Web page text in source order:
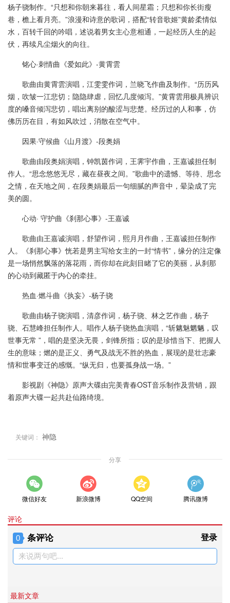
杨子骁制作。“只想和你朝来暮往，看人间星霜；只想和你长街瘦
巷，檐上看月亮。”浪漫和诗意的歌词，搭配“转音歌姬”黄龄柔情似
水，百转千回的吟唱，述说着男女主心意相通，一起经历人生的起
伏，再续凡尘烟火的向往。
铭心·刺情曲《爱如此》-黄霄雲
歌曲由黄霄雲演唱，江雯雯作词，兰晓飞作曲及制作。“历历风
烟，吹皱一江悲切；隐隐肆虐，回忆几度倾泻。”黄霄雲用极具辨识
度的嗓音倾泻悲切，唱出离别的酸涩与悲楚。经历过的人和事，仿
佛历历在目，有如风吹过，消散在空气中。
因果·守候曲《山月渡》-段奥娟
歌曲由段奥娟演唱，钟凯茵作词，王霁宇作曲，王嘉诚担任制
作人。“思念悠悠无尽，藏在昼夜之间。”歌曲中的遗憾、等待、思念
之情，在天地之间，在段奥娟最后一句细腻的声音中，晕染成了完
美的圆。
心动· 守护曲《刹那心事》-王嘉诚
歌曲由王嘉诚演唱，舒望作词，熙月月作曲，王嘉诚担任制作
人。《刹那心事》恍若是男主写给女主的一封“情书”，缘分的注定像
是一场悄然飘落的落花雨，而你却在此刻目睹了它的美丽，从刹那
的心动到藏匿于内心的牵挂。
热血·燃斗曲《执妄》-杨子骁
歌曲由杨子骁演唱，清彦作词，杨子骁、林之艺作曲，杨子
骁、石慧峰担任制作人。唱作人杨子骁热血演唱，“斩魑魅魍魉，叹
世事无常 ”，唱的是坚决无畏，剑锋所指；叹的是珍惜当下、把握人
生的意味；燃的是正义、勇气及战无不胜的热血，展现的是壮志豪
情和世事变迁的感慨。“纵无归，也要孤身战一场。”
影视剧《神隐》原声大碟由完美青春OST音乐制作及营销，跟
着原声大碟一起共赴仙路绮境。
关键词： 神隐
分享
微信好友 新浪微博 QQ空间 腾讯微博
评论
0 条评论 登录
来说两句吧...
最新文章